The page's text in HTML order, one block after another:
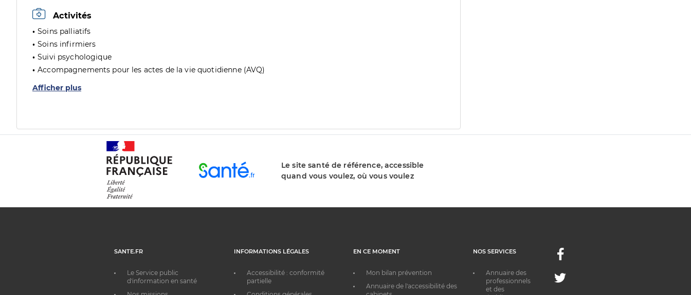
Activités
Soins palliatifs
Soins infirmiers
Suivi psychologique
Accompagnements pour les actes de la vie quotidienne (AVQ)
Afficher plus
Le site santé de référence, accessible
quand vous voulez, où vous voulez
SANTE.FR
Le Service public
d'information en santé
INFORMATIONS LÉGALES
Accessibilité : conformité
partielle
EN CE MOMENT
Mon bilan prévention
Annuaire de l'accessibilité des
NOS SERVICES
Annuaire des
professionnels
et des
Facebook
Twitter